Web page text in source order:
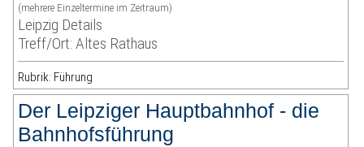
(mehrere Einzeltermine im Zeitraum)
Leipzig Details
Treff/Ort: Altes Rathaus
Rubrik: Führung
Der Leipziger Hauptbahnhof - die
Bahnhofsführung